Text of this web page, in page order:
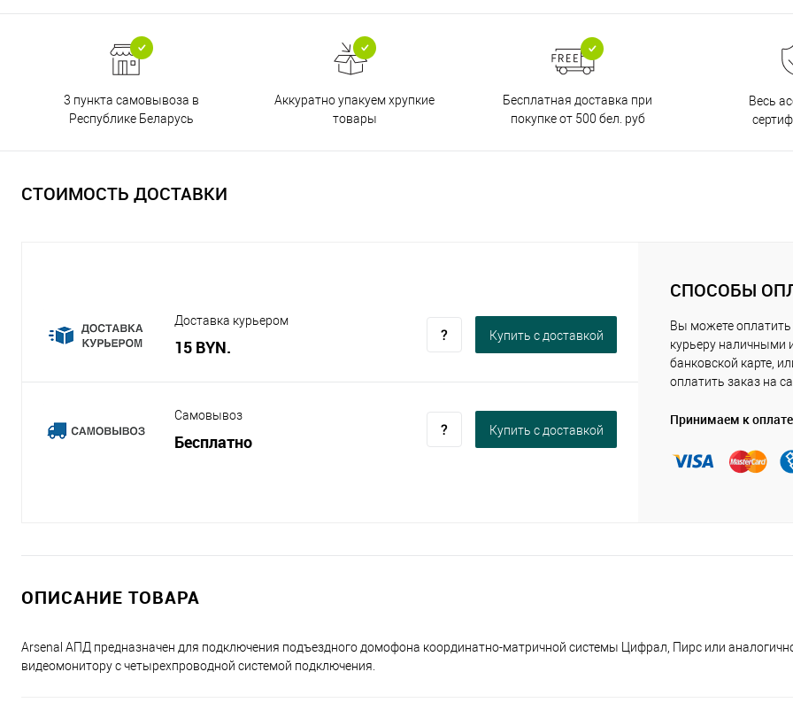
3 пункта самовывоза в
Республике Беларусь
Аккуратно упакуем хрупкие
товары
Бесплатная доставка при
покупке от 500 бел. руб
Весь
СТОИМОСТЬ ДОСТАВКИ
Доставка курьером
15 BYN.
Купить c доставкой
Самовывоз
Бесплатно
Купить c доставкой
СПОСОБЫ
Вы можете оплатить
курьеру наличными
банковской карте,
оплатить заказ на
Принимаем к оплате
ОПИСАНИЕ ТОВАРА
Arsenal АПД предназначен для подключения подъездного домофона координатно-матричной системы Цифрал, Пирс или
видеомонитору с четырехпроводной системой подключения.